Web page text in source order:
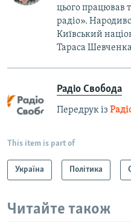
цього працював
радіо».
Київський
Тараса
Радіо Свобода
Передрук із
This item is part of
Україна Політика
Читайте також